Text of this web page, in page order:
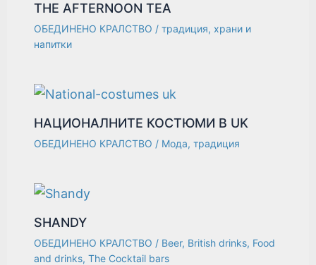
THE AFTERNOON TEA
ОБЕДИНЕНО КРАЛСТВО /традиция,храни и
напитки
НАЦИОНАЛНИТЕ КОСТЮМИ В UK
ОБЕДИНЕНО КРАЛСТВО / Мода,традиция
SHANDY
ОБЕДИНЕНО КРАЛСТВО / Beer, British drinks, Food
and drinks,The Cocktail bars